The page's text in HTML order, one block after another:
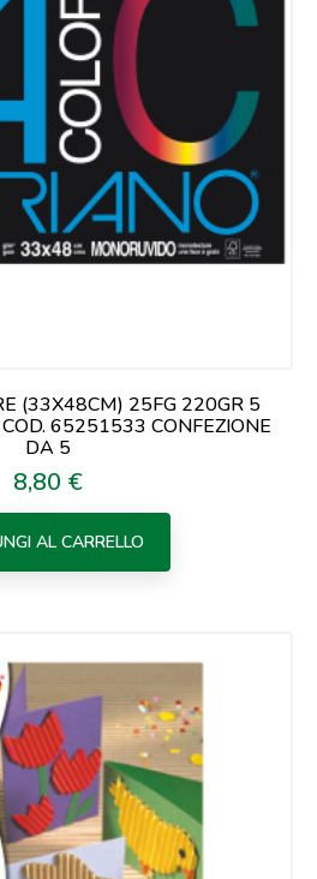
(33X48CM) 25FG 220GR 5
65251533 CONFEZIONE
DA 5
Prezzo
8,80 €
AL CARRELLO